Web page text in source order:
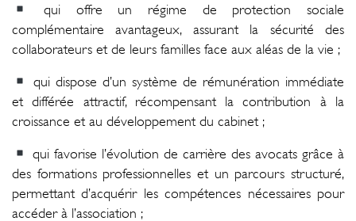
qui offre un régime de protection sociale
complémentaire avantageux, assurant la sécurité des
collaborateurs et de leurs familles face aux aléas de la vie ;
qui dispose d’un système de rémunération immédiate
et différée attractif, récompensant la contribution à la
croissance et au développement du cabinet ;
qui favorise l’évolution de carrière des avocats grâce à
des formations professionnelles et un parcours structuré,
permettant d’acquérir les compétences nécessaires pour
accéder à l’association ;